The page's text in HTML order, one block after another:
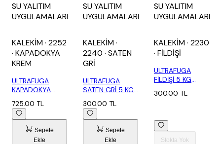
SU YALITIM
UYGULAMALARI
KALEKİM· 2252
· KAPADOKYA
KREM
ULTRAFUGA
KAPADOKYA
(2252)
725.00 TL
Sepete
Ekle
SU YALITIM
UYGULAMALARI
KALEKİM·
2240 · SATEN
GRİ
ULTRAFUGA
SATEN GRİ 5 KG
300.00 TL
Sepete
Ekle
SU YALITIM
UYGULAMALARI
KALEKİM· 2230
· FİLDİŞİ
ULTRAFUGA
FİLDİŞİ 5 KG
300.00 TL
Stokta Yok